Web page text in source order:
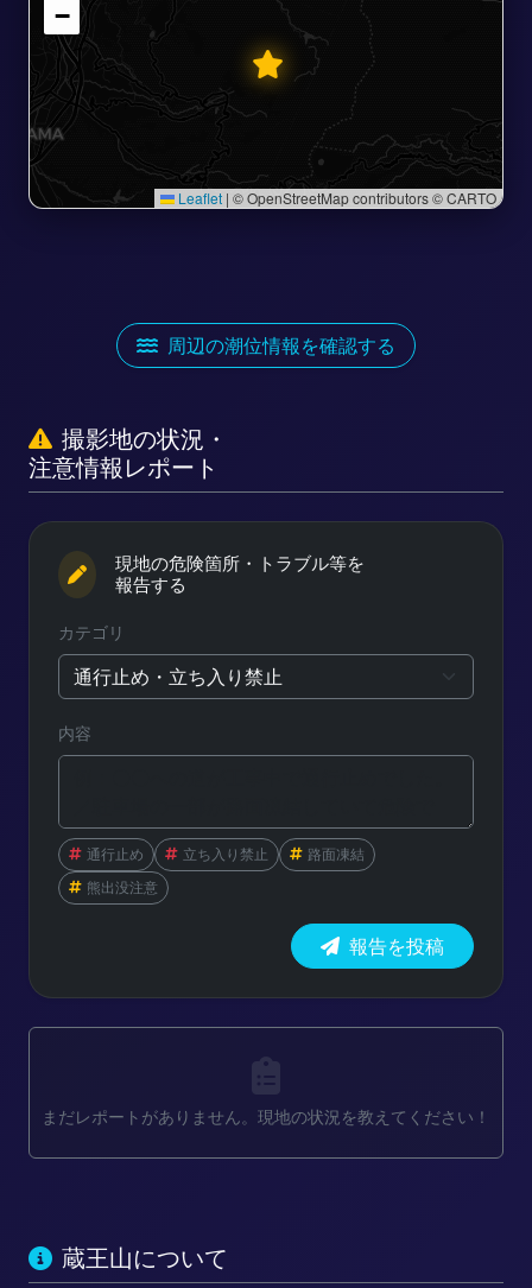
−
Leaflet | © OpenStreetMap contributors © CARTO
周辺の潮位情報を確認する
撮影地の状況・
注意情報レポート
現地の危険箇所・トラブル等を
報告する
カテゴリ
内容
通行止め 立ち入り禁止
路面凍結
熊出没注意
報告を投稿
まだレポートがありません。現地の状況を教えてください！
蔵王山について